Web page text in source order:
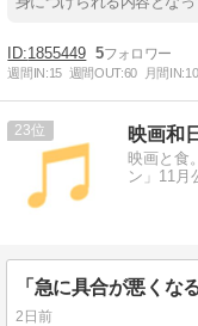
1855449 5
週間IN:15 週間OUT:60 月間IN:
23 映画和
映画と食
ン」11月
2日前